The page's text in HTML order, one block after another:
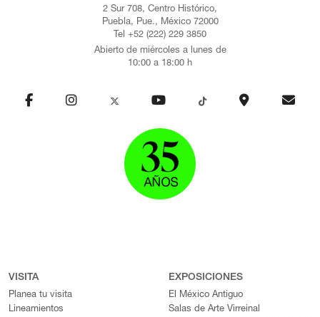
2 Sur 708, Centro Histórico,
Puebla, Pue., México 72000
Tel +52 (222) 229 3850
Abierto de miércoles a lunes de
10:00 a 18:00 h
VISITA
Planea tu visita
Lineamientos
EXPOSICIONES
El México Antiguo
Salas de Arte Virreinal